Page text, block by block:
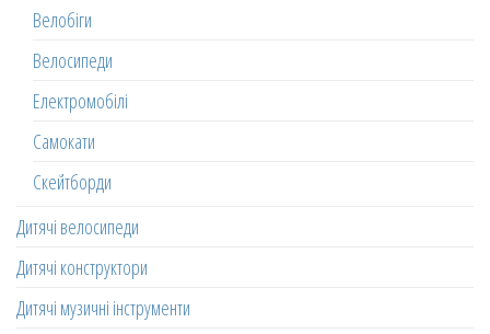
Велобіги
Велосипеди
Електромобілі
Самокати
Скейтборди
Дитячі велосипеди
Дитячі конструктори
Дитячі музичні інструменти